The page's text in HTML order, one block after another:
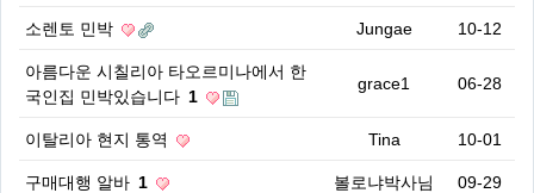
소렌토 민박 Jungae 10-12
아름다운 시칠리아 타오르미나에서 한
국인집 민박있습니다 1
grace1 06-28
이탈리아 현지 통역 Tina 10-01
구매대행 알바 1 볼로냐박사님 09-29